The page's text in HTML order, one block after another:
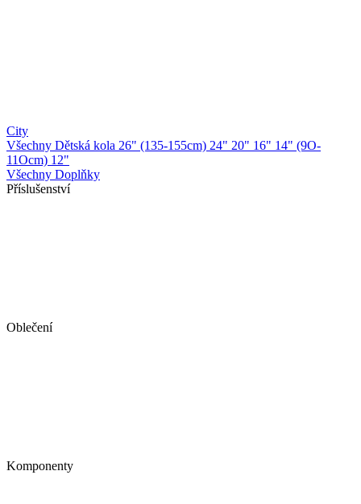
City
Všechny Dětská kola 26" (135-155cm) 24" 20" 16" 14" (9O-
11Ocm) 12"
Všechny Doplňky
Příslušenství
Oblečení
Komponenty